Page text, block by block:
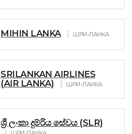
MIHIN LANKA ШРИ-ЛАНКА
SRILANKAN AIRLINES
(AIR LANKA)
ШРИ-ЛАНКА
ශ්‍රී ලංකා දුම්රිය සේවය (SLR)